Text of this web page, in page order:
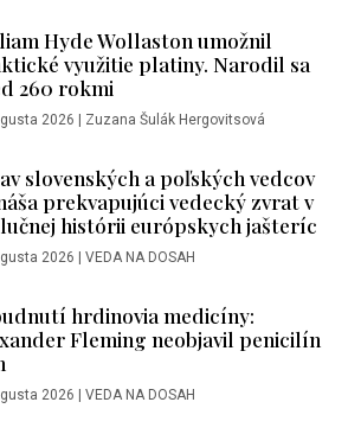
Hyde Wollaston umožnil
využitie platiny. Narodil sa
260 rokmi
2026 | Zuzana Šulák Hergovitsová
slovenských a poľských vedcov
prekvapujúci vedecký zvrat v
histórii európskych jašteríc
2026 | VEDA NA DOSAH
hrdinovia medicíny:
Fleming neobjavil penicilín
2026 | VEDA NA DOSAH